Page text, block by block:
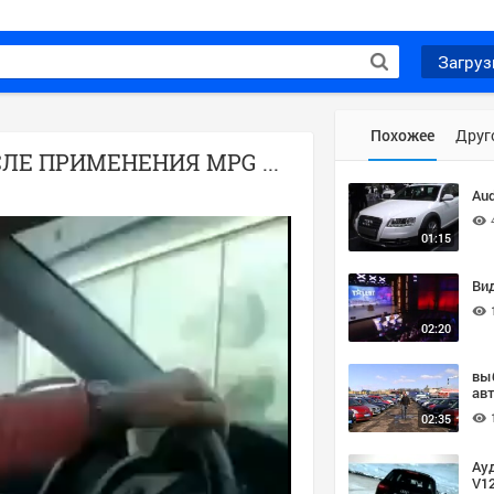
ШОК!!! AUDI Q7 ЧТО ПРОИЗОШЛО ПОСЛЕ ПРИМЕНЕНИЯ MPG BOOST
Похожее
01:15
02:20
02:35
04